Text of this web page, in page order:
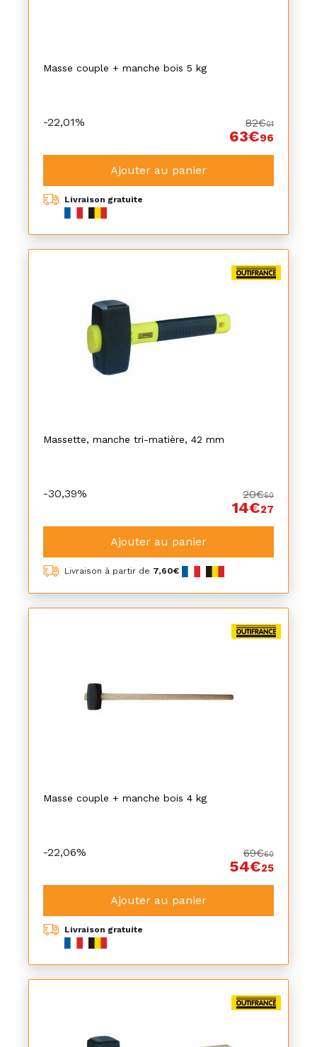
Masse couple + manche bois 5 kg
-22,01% 82€01
63€96
Ajouter au panier
Livraison gratuite
Massette, manche tri-matière, 42 mm
-30,39% 20€50
14€27
Ajouter au panier
Livraison à partir de 7,60€
Masse couple + manche bois 4 kg
-22,06% 69€60
54€25
Ajouter au panier
Livraison gratuite